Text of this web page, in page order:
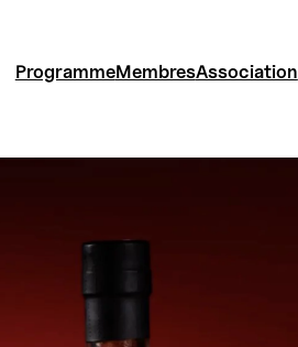
ProgrammeMembresAssociation